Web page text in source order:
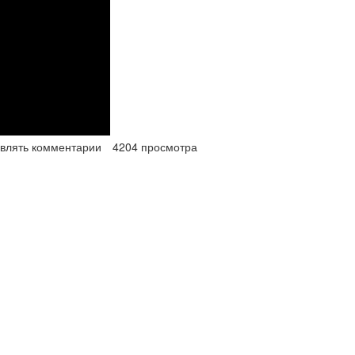
комментарии 4204 просмотра